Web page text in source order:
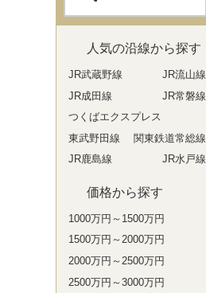
人気の沿線から探す
JR武蔵野線
JR流山線
JR成田線
JR常磐線
つくばエクスプレス
東武野田線
関東鉄道常総線
JR鹿島線
JR水戸線
価格から探す
1000万円～1500万円
1500万円～2000万円
2000万円～2500万円
2500万円～3000万円